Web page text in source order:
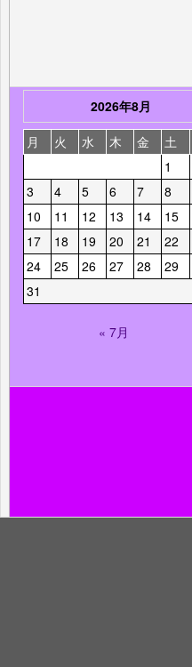
2026年8月
月
火 水 木 金 土
1
3
4 5 6 7 8
10
11 12 13 14 15
17
18 19 20 21 22
24
25 26 27 28 29
31
« 7月